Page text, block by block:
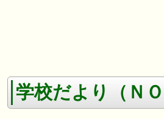
学校だより（Ｎ